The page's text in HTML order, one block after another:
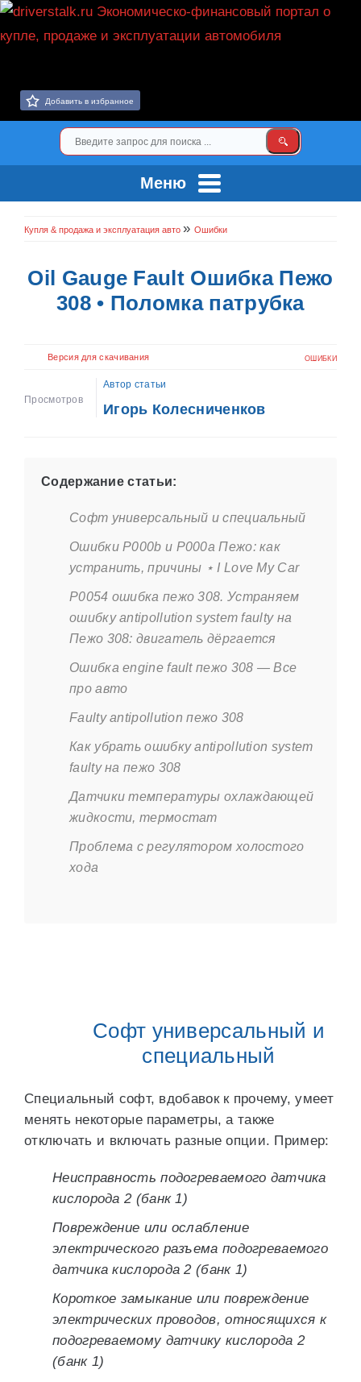
Добавить в избранное
Меню
Купля & продажа и эксплуатация авто » Ошибки
Oil Gauge Fault Ошибка Пежо
308 • Поломка патрубка
Версия для скачивания ОШИБКИ
Просмотров
Автор статьи
Игорь Колесниченков
Содержание статьи:
Софт универсальный и специальный
Ошибки Р000b и Р000а Пежо: как
устранить, причины ⋆ I Love My Car
P0054 ошибка пежо 308. Устраняем
ошибку antipollution system faulty на
Пежо 308: двигатель дёргается
Ошибка engine fault пежо 308 — Все
про авто
Faulty antipollution пежо 308
Как убрать ошибку antipollution system
faulty на пежо 308
Датчики температуры охлаждающей
жидкости, термостат
Проблема с регулятором холостого
хода
Софт универсальный и
специальный
Специальный софт, вдобавок к прочему, умеет
менять некоторые параметры, а также
отключать и включать разные опции. Пример:
Неисправность подогреваемого датчика
кислорода 2 (банк 1)
Повреждение или ослабление
электрического разъема подогреваемого
датчика кислорода 2 (банк 1)
Короткое замыкание или повреждение
электрических проводов, относящихся к
подогреваемому датчику кислорода 2
(банк 1)